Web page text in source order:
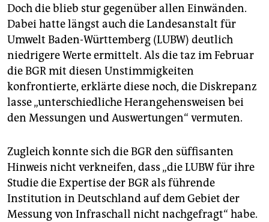
Doch die blieb stur gegenüber allen Einwänden.
Dabei hatte längst auch die Landesanstalt für
Umwelt Baden-Württemberg (LUBW) deutlich
niedrigere Werte ermittelt. Als die taz im Februar
die BGR mit diesen Unstimmigkeiten
konfrontierte, erklärte diese noch, die Diskrepanz
lasse „unterschiedliche Herangehensweisen bei
den Messungen und Auswertungen“ vermuten.
Zugleich konnte sich die BGR den süffisanten
Hinweis nicht verkneifen, dass „die LUBW für ihre
Studie die Expertise der BGR als führende
Institution in Deutschland auf dem Gebiet der
Messung von Infraschall nicht nachgefragt“ habe.